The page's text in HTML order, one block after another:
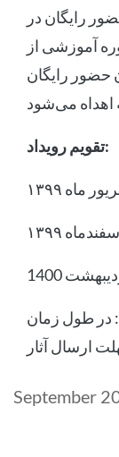
رایگان در
آموزشی از
حضور رایگان
تقویم رویداد:
در طول زمان
ارسال آثار
Post
September